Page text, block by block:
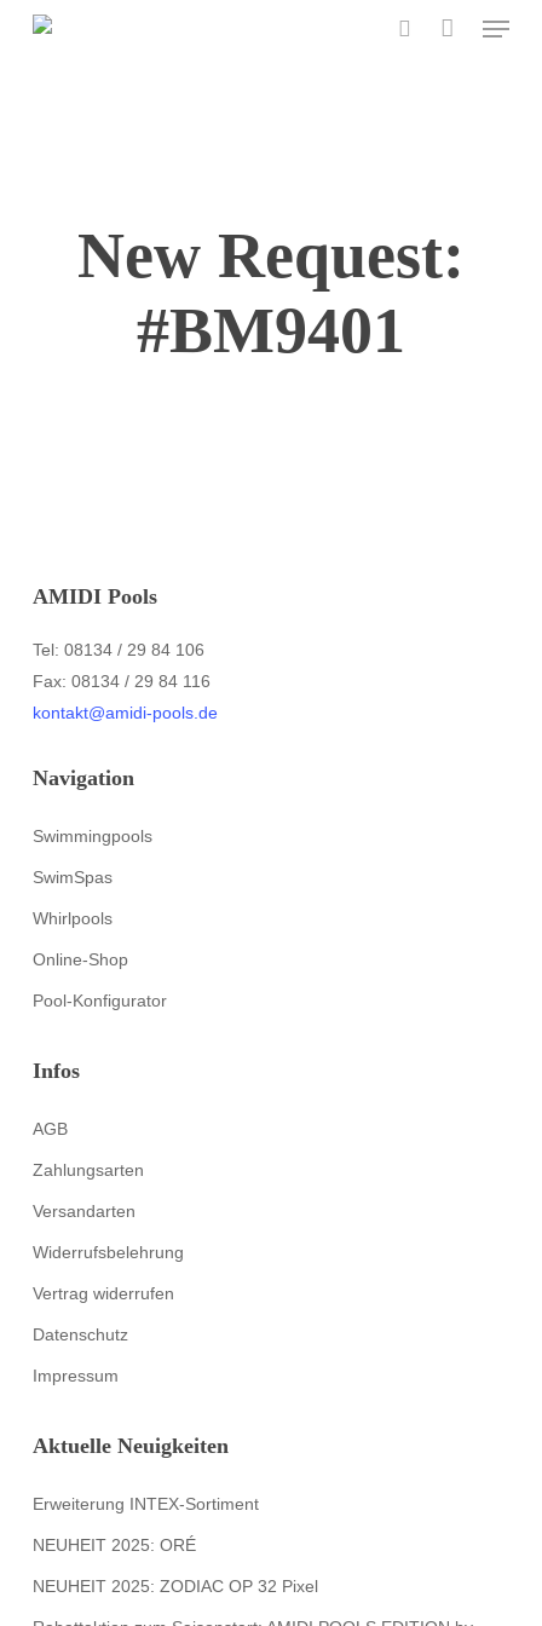
Menu
New Request:
#BM9401
AMIDI Pools
Tel: 08134 / 29 84 106
Fax: 08134 / 29 84 116
kontakt@amidi-pools.de
Navigation
Swimmingpools
SwimSpas
Whirlpools
Online-Shop
Pool-Konfigurator
Infos
AGB
Zahlungsarten
Versandarten
Widerrufsbelehrung
Vertrag widerrufen
Datenschutz
Impressum
Aktuelle Neuigkeiten
Erweiterung INTEX-Sortiment
NEUHEIT 2025: ORÉ
NEUHEIT 2025: ZODIAC OP 32 Pixel